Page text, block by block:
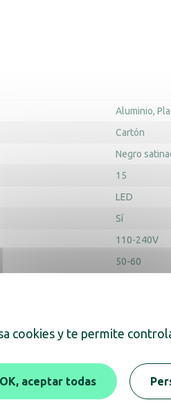
Aluminio
Cartón
Negro
15
LED
Sí
110-240V
50-60
cookies y te permite
OK, aceptar todas